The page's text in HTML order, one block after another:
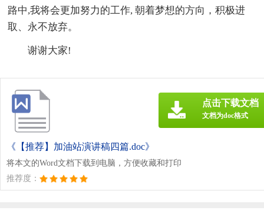
路中,我将会更加努力的工作, 朝着梦想的方向，积极进
取、永不放弃。
谢谢大家!
《【推荐】加油站演讲稿四篇.doc》
将本文的Word文档下载到电脑，方便收藏和打印
推荐度：
点击下载文档
文档为doc格式